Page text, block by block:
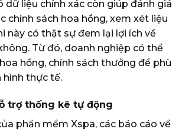
dữ liệu chính xác còn giúp đánh giá
chính sách hoa hồng, xem xét liệu
này có thật sự đem lại lợi ích về
Từ đó, doanh nghiệp có thể
hồng, chính sách thưởng để phù
hình thực tế.
trợ thống kê tự động
phần mềm Xspa, các báo cáo về